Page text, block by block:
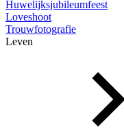
Huwelijksjubileumfeest
Loveshoot
Trouwfotografie
Leven